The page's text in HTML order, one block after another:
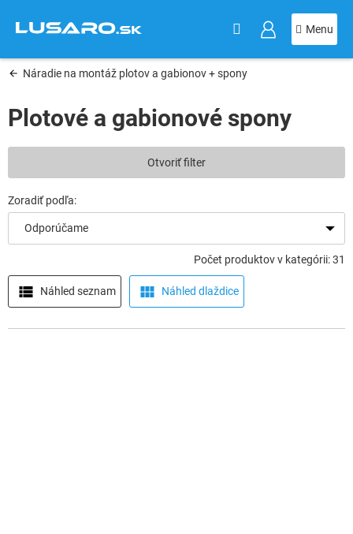
obsah
Náradie na montáž plotov a gabionov + spony
Plotové a gabionové spony
Odporúčame
Počet produktov v kategórii: 31
Náhled seznam Náhled dlaždice
Otvoriť filter
V
ý
i
p
o
u
k